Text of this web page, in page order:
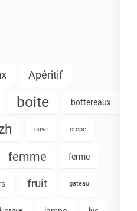
Apéritif
boite bottereaux
cave crepe
femme ferme
fruit gateau